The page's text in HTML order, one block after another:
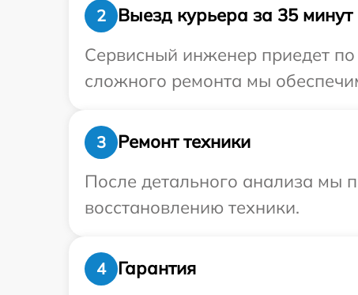
2
Выезд курьера за 35 минут
Сервисный инженер приедет
сложного ремонта мы
3
Ремонт техники
После детального анализа мы
восстановлению техники.
4
Гарантия